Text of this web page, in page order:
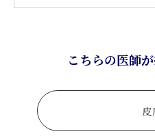
こちらの医師